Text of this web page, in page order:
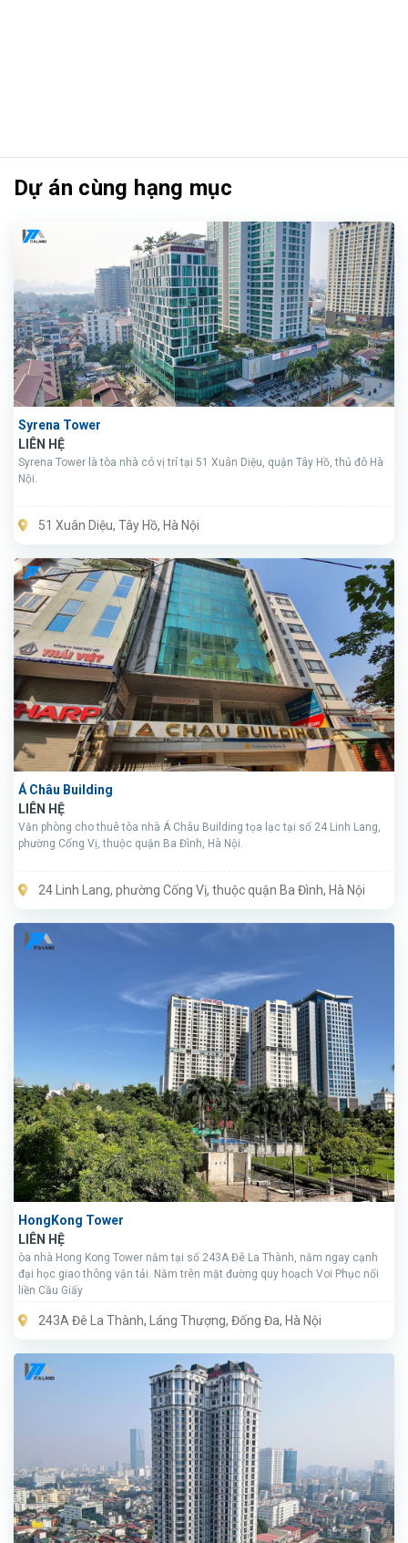
Dự án cùng hạng mục
Syrena Tower
LIÊN HỆ
Syrena Tower là tòa nhà có vị trí tại 51 Xuân Diệu, quận Tây Hồ, thủ đô Hà
Nội.
51 Xuân Diệu, Tây Hồ, Hà Nội
Á Châu Building
LIÊN HỆ
Văn phòng cho thuê tòa nhà Á Châu Building tọa lạc tại số 24 Linh Lang,
phường Cống Vị, thuộc quận Ba Đình, Hà Nội.
24 Linh Lang, phường Cống Vị, thuộc quận Ba Đình, Hà Nội
HongKong Tower
LIÊN HỆ
òa nhà Hong Kong Tower nằm tại số 243A Đê La Thành, nằm ngay cạnh
đại học giao thông vận tải. Nằm trên mặt đường quy hoạch Voi Phục nối
liền Cầu Giấy
243A Đê La Thành, Láng Thượng, Đống Đa, Hà Nội